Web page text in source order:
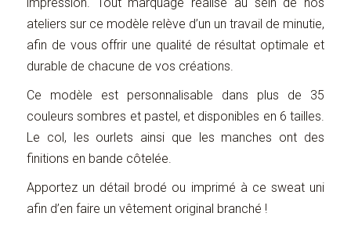
ateliers sur ce modèle relève d’un un travail de minutie,
afin de vous offrir une qualité de résultat optimale et
durable de chacune de vos créations.
Ce modèle est personnalisable dans plus de 35
couleurs sombres et pastel, et disponibles en 6 tailles.
Le col, les ourlets ainsi que les manches ont des
finitions en bande côtelée.
Apportez un détail brodé ou imprimé à ce sweat uni
afin d’en faire un vêtement original branché !